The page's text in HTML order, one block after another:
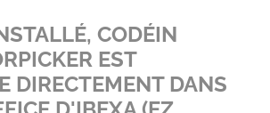
CODÉIN
EST
DIRECTEMENT DANS